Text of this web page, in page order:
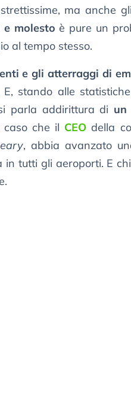
ma anche
molesto è pure un
al tempo stesso.
e gli atterraggi di
stando alle
parla addirittura di un
che il CEO della
, abbia avanzato
in tutti gli aeroporti. E